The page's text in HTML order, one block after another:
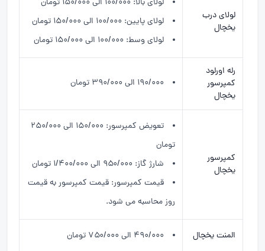
لولای درب
یخچال
لولای بالا: ۱۰۰/۰۰۰ الی ۱۵۰/۰۰۰ تومان
لولای پایین: ۱۰۰/۰۰۰ الی ۱۵۰/۰۰۰ تومان
لولای وسط: ۱۰۰/۰۰۰ الی ۱۵۰/۰۰۰ تومان
رله اورلود
کمپرسور
یخچال
۱۹۰/۰۰۰ الی ۳۹۰/۰۰۰ تومان
کمپرسور
یخچال
تعویض کمپرسور: ۱۵۰/۰۰۰ الی ۲۵۰/۰۰۰
تومان
شارژ گاز: ۹۵۰/۰۰۰ الی ۱/۴۰۰/۰۰۰ تومان
قیمت کمپرسور: قیمت کمپرسور به قیمت
روز محاسبه می شود.
المنت یخچال ۴۹۰/۰۰۰ الی ۷۵۰/۰۰۰ تومان